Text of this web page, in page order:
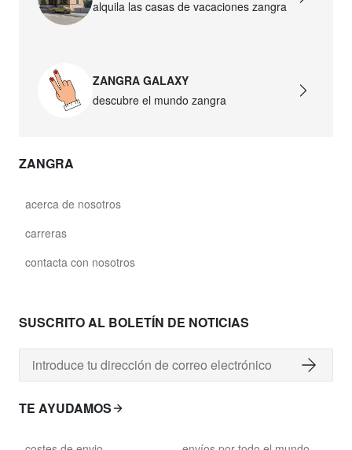
alquila las casas de vacaciones zangra
ZANGRA GALAXY
descubre el mundo zangra
ZANGRA
acerca de nosotros
carreras
contacta con nosotros
SUSCRITO AL BOLETÍN DE NOTICIAS
TE AYUDAMOS